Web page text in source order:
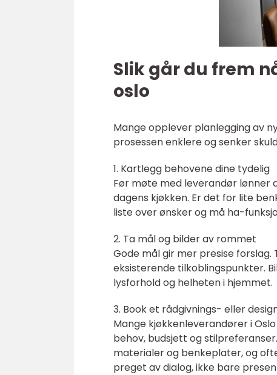
Slik går du frem
oslo
Mange opplever planlegging av
prosessen enklere og senker
1. Kartlegg behovene dine tydelig
Før møte med leverandør lønner
dagens kjøkken. Er det for lite
liste over ønsker og må ha-
2. Ta mål og bilder av rommet
Gode mål gir mer presise
eksisterende tilkoblingspunkter.
lysforhold og helheten i hjemmet.
3. Book et rådgivnings- eller
Mange kjøkkenleverandører i
behov, budsjett og
materialer og benkeplater, og
preget av dialog, ikke bare